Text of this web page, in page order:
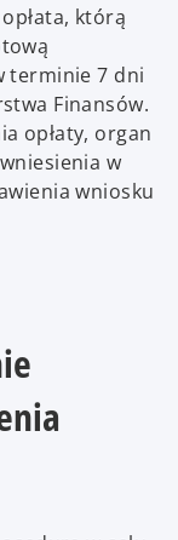
którą
terminie 7 dni
Finansów.
opłaty, organ
w
wniosku